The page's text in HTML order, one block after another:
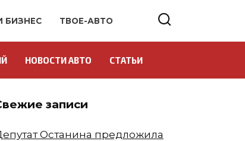
БИЗНЕС ТВОЕ-АВТО
НОВОСТИ АВТО СТАТЬИ
записи
Останина предложила